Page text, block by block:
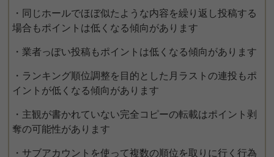
・同じホールでほぼ似たような内容を繰り返し投稿する
場合もポイントは低くなる傾向があります
・業者っぽい投稿もポイントは低くなる傾向があります
・ランキング順位調整を目的とした月ラストの連投もポ
イントが低くなる傾向があります
・主観が書かれていない完全コピーの転載はポイント剥
奪の可能性があります
・サブアカウントを使って複数の順位を取りに行く行為